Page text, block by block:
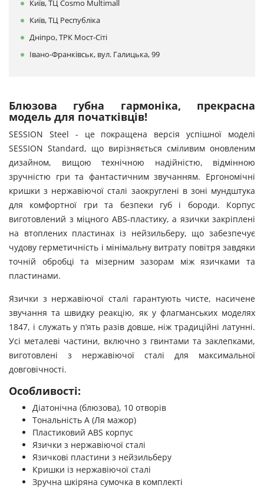
Київ, ТЦ Cosmo Multimall
Київ, ТЦ Республіка
Дніпро, ТРК Мост-Сіті
Івано-Франківськ, вул. Галицька, 99
Блюзова губна гармоніка, прекрасна
модель для початківців!
SESSION Steel - це покращена версія успішної моделі
SESSION Standard, що вирізняється сміливим оновленим
дизайном, вищою технічною надійністю, відмінною
зручністю гри та фантастичним звучанням. Ергономічні
кришки з нержавіючої сталі заокруглені в зоні мундштука
для комфортної гри та безпеки губ і бороди. Корпус
виготовлений з міцного ABS-пластику, а язички закріплені
на втоплених пластинах із нейзильберу, що забезпечує
чудову герметичність і мінімальну витрату повітря завдяки
точній обробці та мізерним зазорам між язичками та
пластинами.
Язички з нержавіючої сталі гарантують чисте, насичене
звучання та швидку реакцію, як у флагманських моделях
1847, і служать у п’ять разів довше, ніж традиційні латунні.
Усі металеві частини, включно з гвинтами та заклепками,
виготовлені з нержавіючої сталі для максимальної
довговічності.
Особливості:
Діатонічна (блюзова), 10 отворів
Тональність А (Ля мажор)
Пластиковий ABS корпус
Язички з нержавіючої сталі
Язичкові пластини з нейзильберу
Кришки із нержавіючої сталі
Зручна шкіряна сумочка в комплекті